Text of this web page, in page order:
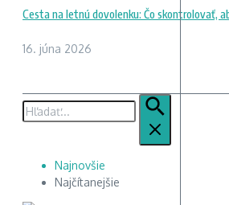
Cesta na letnú dovolenku: Čo skontrolovať,
16. júna 2026
Hľadať:
Najnovšie
Najčítanejšie